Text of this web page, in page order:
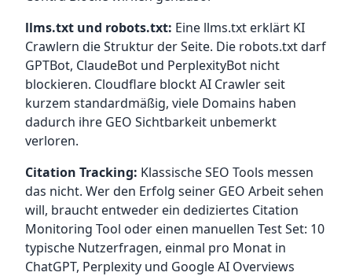
llms.txt und robots.txt: Eine llms.txt erklärt KI
Crawlern die Struktur der Seite. Die robots.txt darf
GPTBot, ClaudeBot und PerplexityBot nicht
blockieren. Cloudflare blockt AI Crawler seit
kurzem standardmäßig, viele Domains haben
dadurch ihre GEO Sichtbarkeit unbemerkt
verloren.
Citation Tracking: Klassische SEO Tools messen
das nicht. Wer den Erfolg seiner GEO Arbeit sehen
will, braucht entweder ein dediziertes Citation
Monitoring Tool oder einen manuellen Test Set: 10
typische Nutzerfragen, einmal pro Monat in
ChatGPT, Perplexity und Google AI Overviews